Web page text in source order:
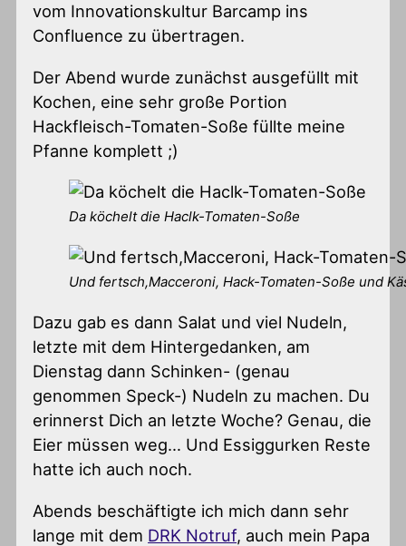
vom Innovationskultur Barcamp ins
Confluence zu übertragen.
Der Abend wurde zunächst ausgefüllt mit
Kochen, eine sehr große Portion
Hackfleisch-Tomaten-Soße füllte meine
Pfanne komplett ;)
Da köchelt die Haclk-Tomaten-Soße
Und fertsch,Macceroni, Hack-Tomaten-Soße und
Dazu gab es dann Salat und viel Nudeln,
letzte mit dem Hintergedanken, am
Dienstag dann Schinken- (genau
genommen Speck-) Nudeln zu machen. Du
erinnerst Dich an letzte Woche? Genau, die
Eier müssen weg… Und Essiggurken Reste
hatte ich auch noch.
Abends beschäftigte ich mich dann sehr
lange mit dem DRK Notruf, auch mein Papa